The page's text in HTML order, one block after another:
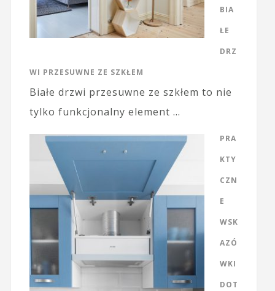
BIA
ŁE
DRZ
WI PRZESUWNE ZE SZKŁEM
Białe drzwi przesuwne ze szkłem to nie
tylko funkcjonalny element …
PRA
KTY
CZN
E
WSK
AZÓ
WKI
DOT